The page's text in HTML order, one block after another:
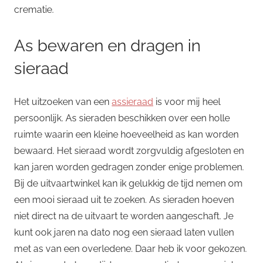
crematie.
As bewaren en dragen in
sieraad
Het uitzoeken van een assieraad is voor mij heel
persoonlijk. As sieraden beschikken over een holle
ruimte waarin een kleine hoeveelheid as kan worden
bewaard. Het sieraad wordt zorgvuldig afgesloten en
kan jaren worden gedragen zonder enige problemen.
Bij de uitvaartwinkel kan ik gelukkig de tijd nemen om
een mooi sieraad uit te zoeken. As sieraden hoeven
niet direct na de uitvaart te worden aangeschaft. Je
kunt ook jaren na dato nog een sieraad laten vullen
met as van een overledene. Daar heb ik voor gekozen.